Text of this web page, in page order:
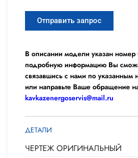
Отправить запрос
В описании модели указан номер
подробную информацию Вы
связавшись с нами по указанным
или направьте Ваше обращение
kavkazenergoservis@mail.ru
ДЕТАЛИ
ЧЕРТЕЖ ОРИГИНАЛЬНЫЙ